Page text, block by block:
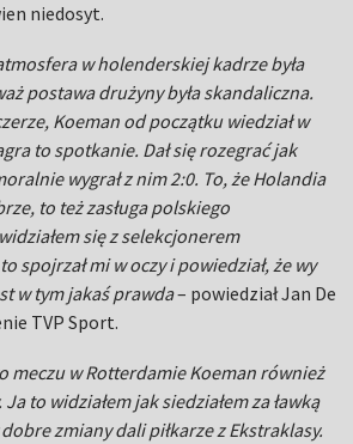
niedosyt.
w holenderskiej kadrze była
postawa drużyny była skandaliczna.
Koeman od początku wiedział w
to spotkanie. Dał się rozegrać jak
wygrał z nim 2:0. To, że Holandia
to też zasługa polskiego
się z selekcjonerem
spojrzał mi w oczy i powiedział, że wy
w tym jakaś prawda– powiedział Jan De
TVP Sport.
meczu w Rotterdamie Koeman również
to widziałem jak siedziałem za ławką
zmiany dali piłkarze z Ekstraklasy.